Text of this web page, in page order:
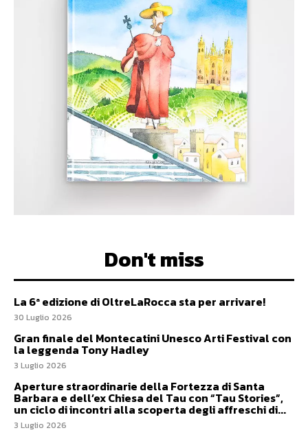
Don't miss
La 6ª edizione di OltreLaRocca sta per arrivare!
30 Luglio 2026
Gran finale del Montecatini Unesco Arti Festival con
la leggenda Tony Hadley
3 Luglio 2026
Aperture straordinarie della Fortezza di Santa
Barbara e dell’ex Chiesa del Tau con “Tau Stories”,
un ciclo di incontri alla scoperta degli affreschi di...
3 Luglio 2026